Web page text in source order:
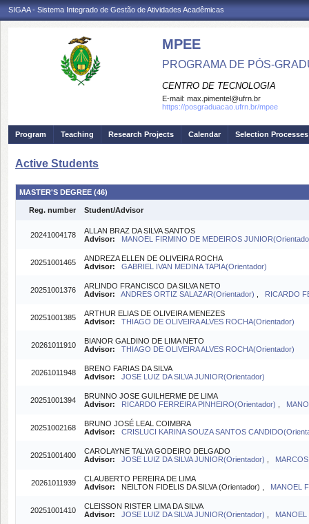
SIGAA - Sistema Integrado de Gestão de Atividades Acadêmicas
MPEE
PROGRAMA DE PÓS-
CENTRO DE TECNOLOGIA
E-mail: max.pimentel@ufrn.br
https://posgraduacao.ufrn.br/mpee
Program Teaching Research Projects Calendar Selection Processes
Active Students
MASTER'S DEGREE (46)
Reg. number Student/Advisor
20241004178
ALLAN BRAZ DA SILVA SANTOS
Advisor:
MANOEL FIRMINO DE MEDEIROS
20251001465
ANDREZA ELLEN DE OLIVEIRA ROCHA
Advisor:
GABRIEL IVAN MEDINA TAPIA(Orientador)
20251001376
ARLINDO FRANCISCO DA SILVA NETO
Advisor:
ANDRES ORTIZ SALAZAR(Orientador) RICARDO
20251001385
ARTHUR ELIAS DE OLIVEIRA MENEZES
Advisor:
THIAGO DE OLIVEIRA ALVES ROCHA(Orientador)
20261011910
BIANOR GALDINO DE LIMA NETO
Advisor:
THIAGO DE OLIVEIRA ALVES ROCHA(Orientador)
20261011948
BRENO FARIAS DA SILVA
Advisor:
JOSE LUIZ DA SILVA JUNIOR(Orientador)
20251001394
BRUNNO JOSE GUILHERME DE LIMA
Advisor:
RICARDO FERREIRA PINHEIRO(Orientador)
20251002168
BRUNO JOSÉ LEAL COIMBRA
Advisor:
CRISLUCI KARINA SOUZA SANTOS
20251001400
CAROLAYNE TALYA GODEIRO DELGADO
Advisor:
JOSE LUIZ DA SILVA JUNIOR(Orientador)
20261011939
CLAUBERTO PEREIRA DE LIMA
Advisor: NEILTON FIDELIS DA SILVA (Orientador) , MANOEL
20251001410
CLEISSON RISTER LIMA DA SILVA
Advisor:
JOSE LUIZ DA SILVA JUNIOR(Orientador)